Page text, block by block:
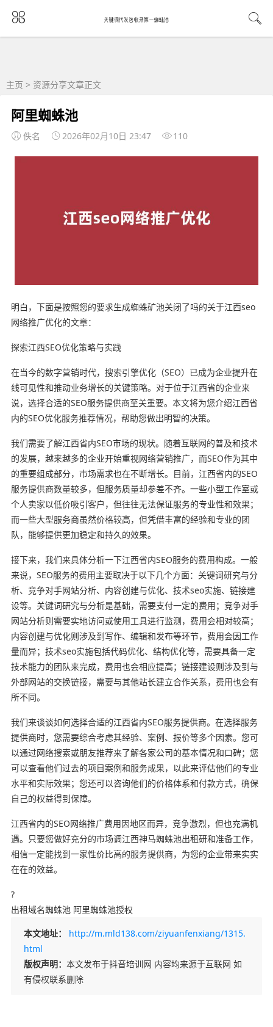
主页 > 资源分享文章正文
阿里蜘蛛池
佚名 2026年02月10日 23:47 110
明白，下面是按照您的要求生成蜘蛛矿池关闭了吗的关于江西seo
网络推广优化的文章：
探索江西SEO优化策略与实践
在当今的数字营销时代，搜索引擎优化（SEO）已成为企业提升在
线可见性和推动业务增长的关键策略。对于位于江西省的企业来
说，选择合适的SEO服务提供商至关重要。本文将为您介绍江西省
内的SEO优化服务推荐情况，帮助您做出明智的决策。
我们需要了解江西省内SEO市场的现状。随着互联网的普及和技术
的发展，越来越多的企业开始重视网络营销推广，而SEO作为其中
的重要组成部分，市场需求也在不断增长。目前，江西省内的SEO
服务提供商数量较多，但服务质量却参差不齐。一些小型工作室或
个人卖家以低价吸引客户，但往往无法保证服务的专业性和效果；
而一些大型服务商虽然价格较高，但凭借丰富的经验和专业的团
队，能够提供更加稳定和持久的效果。
接下来，我们来具体分析一下江西省内SEO服务的费用构成。一般
来说，SEO服务的费用主要取决于以下几个方面：关键词研究与分
析、竞争对手网站分析、内容创建与优化、技术seo实施、链接建
设等。关键词研究与分析是基础，需要支付一定的费用；竞争对手
网站分析则需要实地访问或使用工具进行监测，费用会相对较高；
内容创建与优化则涉及到写作、编辑和发布等环节，费用会因工作
量而异；技术seo实施包括代码优化、结构优化等，需要具备一定
技术能力的团队来完成，费用也会相应提高；链接建设则涉及到与
外部网站的交换链接，需要与其他站长建立合作关系，费用也会有
所不同。
我们来谈谈如何选择合适的江西省内SEO服务提供商。在选择服务
提供商时，您需要综合考虑其经验、案例、报价等多个因素。您可
以通过网络搜索或朋友推荐来了解各家公司的基本情况和口碑；您
可以查看他们过去的项目案例和服务成果，以此来评估他们的专业
水平和实际效果；您还可以咨询他们的价格体系和付款方式，确保
自己的权益得到保障。
江西省内的SEO网络推广费用因地区而异，竞争激烈，但也充满机
遇。只要您做好充分的市场调江西神马蜘蛛池出租研和准备工作，
相信一定能找到一家性价比高的服务提供商，为您的企业带来实实
在在的效益。
?
出租域名蜘蛛池 阿里蜘蛛池授权
本文地址：
http://m.mld138.com/ziyuanfenxiang/1315.
html
版权声明： 本文发布于抖音培训网 内容均来源于互联网 如
有侵权联系删除